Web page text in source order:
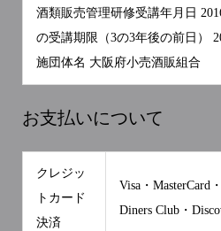
酒類販売管理研修受講年月日
の受講期限（3の3年後の前日）
施団体名 大阪府小売酒販組合
お支払いについて
クレジッ
トカード
決済
Visa・MasterCard
Diners Club・